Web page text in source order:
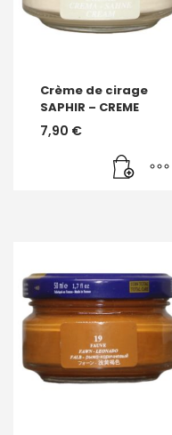
Crème de cirage
SAPHIR – CREME
7,90 €